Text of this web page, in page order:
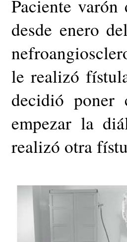
Paciente
desde enero
le realizó
decidió poner
empezar la
realizó otra